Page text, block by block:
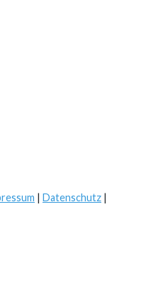
| Datenschutz |